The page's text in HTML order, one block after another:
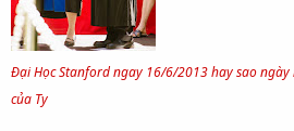
Đại Học Stanford ngay 16/6/2013 hay sao
của Ty